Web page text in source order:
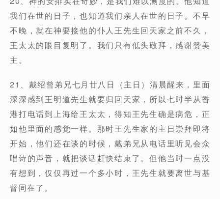
我们在世的日子，也知道我们亲人在世的日子。不早
不晚，就在神要接他的仆人王先生回天家之前不久，
王太太的眼目复明了。我们只有低头敬拜，感谢赞美
主。
21、戴绍曾弟兄七月廿八日（主日）清晨醒来，里面
深深感到王明道先生就要归回天家，所以七时半从香
港打电话到上海给王太太，得知王先生确是病危，正
如他里面的感觉一样。那时王先生家的主日崇拜即将
开始，他们还在谈的时候，戴弟兄从电话里听见会众
唱诗的声音，就把谈话赶快结束了。但他当时一点没
有想到，仅仅再过一个多小时，王先生就要离世与基
督同在了。